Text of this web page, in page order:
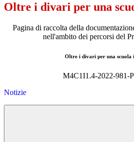
Oltre i divari per una
Pagina di raccolta della
nell'ambito dei percorsi del
Oltre i divari per una scuola
M4C1I1.4-2022-981-
Notizie